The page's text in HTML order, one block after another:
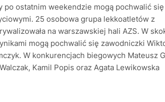
po ostatnim weekendzie mogą pochwalić się
25 osobowa grupa lekkoatletów z
na warszawskiej hali AZS. W
mogą pochwalić się zawodniczki
W konkurencjach biegowych Mateusz
Kamil Popis oraz Agata Lewikowska